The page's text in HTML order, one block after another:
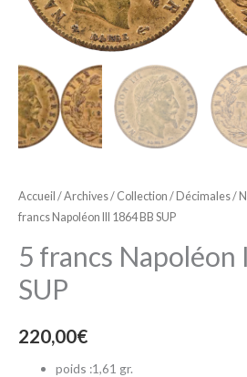
Accueil /Archives/ Collection / Décimales/
francs Napoléon III 1864 BB SUP
5 francs Napoléon
SUP
220,00€
poids :1,61 gr.